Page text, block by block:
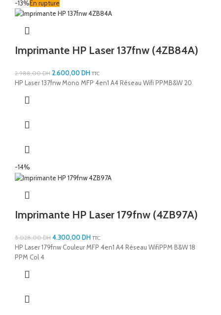
-13%En rupture
Imprimante HP Laser 137fnw (4ZB84A)
2.988,00DH 2.600,00DH TTC
HP Laser 137fnw Mono MFP 4en1 A4 Réseau Wifi PPMB&W 20
-14%
Imprimante HP Laser 179fnw (4ZB97A)
5.028,00DH 4.300,00DH TTC
HP Laser 179fnw Couleur MFP 4en1 A4 Réseau WifiPPM B&W 18
PPM Col 4